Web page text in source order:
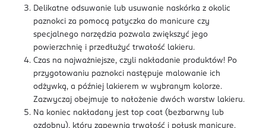
Delikatne odsuwanie lub usuwanie naskórka z okolic
paznokci za pomocą patyczka do manicure czy
specjalnego narzędzia pozwala zwiększyć jego
powierzchnię i przedłużyć trwałość lakieru.
Czas na najważniejsze, czyli nakładanie produktów! Po
przygotowaniu paznokci następuje malowanie ich
odżywką, a później lakierem w wybranym kolorze.
Zazwyczaj obejmuje to nałożenie dwóch warstw lakieru.
Na koniec nakładany jest top coat (bezbarwny lub
ozdobny), który zapewnia trwałość i połysk manicure.